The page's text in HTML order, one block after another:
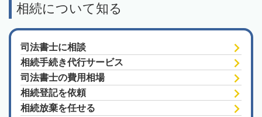
相続について知る
司法書士に相談
相続手続き代行サービス
司法書士の費用相場
相続登記を依頼
相続放棄を任せる